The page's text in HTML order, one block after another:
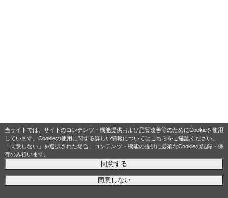
当サイトでは、サイトのコンテンツ・機能提供および品質改善等のためにCookieを使用
しています。Cookieの使用に関する詳しい情報については こちらをご確認ください。
「同意しない」を選択された場合、コンテンツ・機能の提供に必須なCookieの記録・保
存のみ行います。
同意する
同意しない